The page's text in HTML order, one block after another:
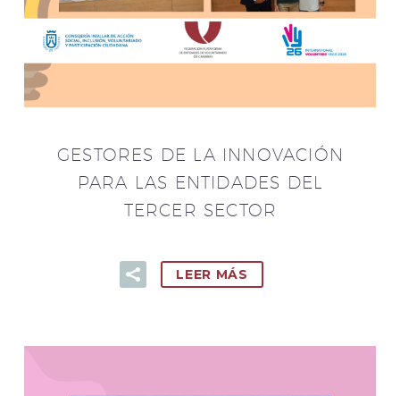
GESTORES DE LA INNOVACIÓN
PARA LAS ENTIDADES DEL
TERCER SECTOR
LEER MÁS